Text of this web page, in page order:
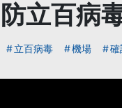
防立百病
立百病毒 機場 確